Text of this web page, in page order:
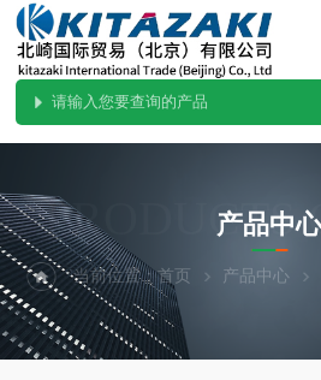
PRODUCTS
产品中心
当前位置：首页 产品中心